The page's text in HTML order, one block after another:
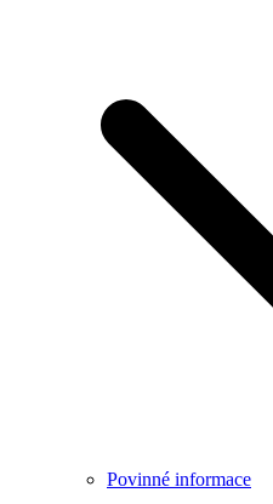
Povinné informace